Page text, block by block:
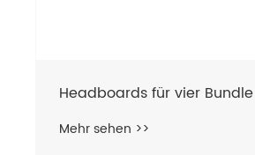
Headboards für vier
Mehr sehen >>